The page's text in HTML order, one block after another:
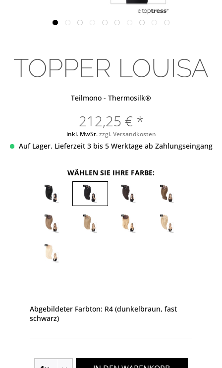
TOPPER LOUISA
Teilmono - Thermosilk®
212,25 € *
inkl. MwSt.zzgl. Versandkosten
Auf Lager. Lieferzeit 3 bis 5 Werktage ab Zahlungseingang
WÄHLEN SIE IHRE FARBE:
Abgebildeter Farbton: R4 (dunkelbraun, fast
schwarz)